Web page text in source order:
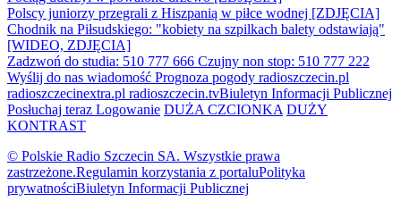
Polscy juniorzy przegrali z Hiszpanią w piłce wodnej [ZDJĘCIA]
Chodnik na Piłsudskiego: "kobiety na szpilkach balety odstawiają"
[WIDEO, ZDJĘCIA]
Zadzwoń do studia: 510 777 666 Czujny non stop: 510 777 222
Wyślij do nas wiadomość Prognoza pogody radioszczecin.pl
radioszczecinextra.pl radioszczecin.tvBiuletyn Informacji Publicznej
Posłuchaj teraz Logowanie DUŻA CZCIONKA DUŻY
KONTRAST
© Polskie Radio Szczecin SA. Wszystkie prawa
zastrzeżone.Regulamin korzystania z portaluPolityka
prywatnościBiuletyn Informacji Publicznej